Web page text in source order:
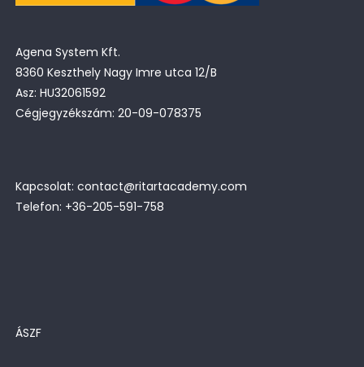
Agena System Kft.
8360 Keszthely Nagy Imre utca 12/B
Asz: HU32061592
Cégjegyzékszám: 20-09-078375
Kapcsolat: contact@ritartacademy.com
Telefon: +36-205-591-758
ÁSZF